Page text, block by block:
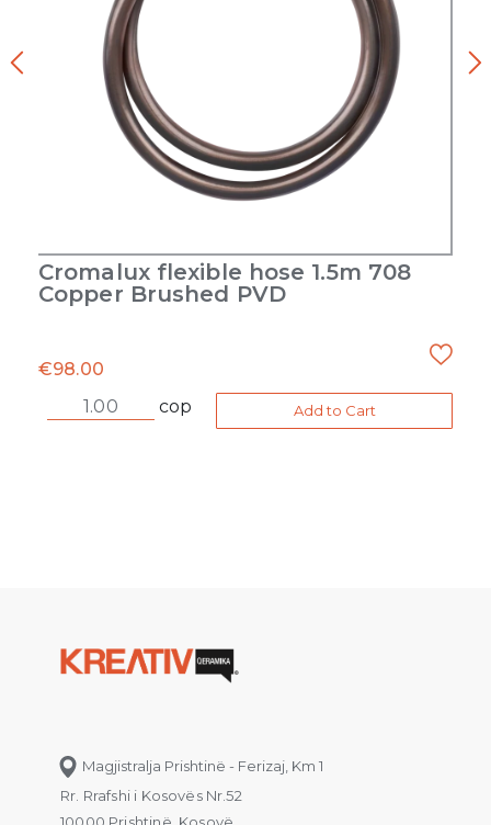
Cromalux flexible hose 1.5m 708
Copper Brushed PVD
€98.00
cop
Add to Cart
Magjistralja Prishtinë - Ferizaj, Km 1
Rr. Rrafshi i Kosovës Nr.52